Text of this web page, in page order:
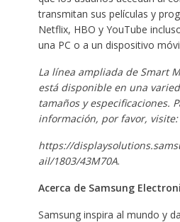
transmitan sus películas y
Netflix, HBO y YouTube
una PC o a un dispositivo
La línea ampliada de Smart
está disponible en una
tamaños y especificaciones.
información, por favor, visite:
https://
ail/1803/43M70A.
Acerca de Samsung
Samsung inspira al mundo y